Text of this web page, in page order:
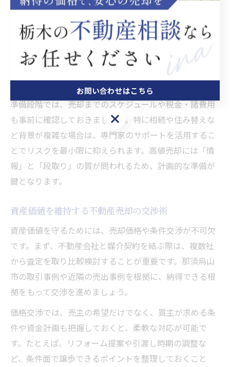
次に、売却活動に入る前に、必要書類の整理や物件の簡
易清掃、不要物の処分を済ませておくことが望ましいで
す。これにより、内覧時の印象が向上し、買主の購買意
欲を高める効果が期待できます。売却理由や希望条件も
整理し、不動産会社との打ち合わせでしっかり伝えるこ
とで、スムーズな取引が見込めます。
準備段階では、売却までのスケジュールや税金・諸費用
も事前に確認しておきましょう。特に相続や住み替えな
ど背景が複雑な場合は、専門家のサポートを活用するこ
とでリスクを最小限に抑えられます。高値売却には「情
報」と「段取り」の質が問われるため、計画的な準備が
鍵となります。
資産価値を維持する不動産売却の交渉術
資産価値を守るためには、売却価格や条件交渉が不可欠
です。まず、不動産会社と媒介契約を結ぶ際は、複数社
から査定を取り比較検討することが重要です。那須烏山
市の取引事例や近隣の売出事例を根拠に、納得できる根
拠をもって交渉を進めましょう。
価格交渉では、売主の希望だけでなく、買主が求める条
件や資金計画も把握しておくと、柔軟な対応が可能で
す。たとえば、リフォーム提案や引渡し時期の調整な
ど、条件面で譲歩できるポイントを整理しておくこと
お問い合わせはこちら
お問い合わせはこちら